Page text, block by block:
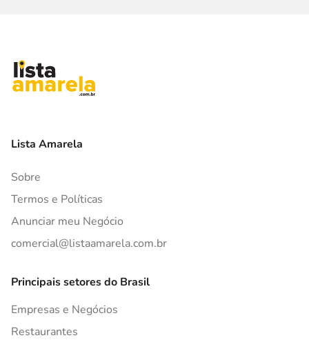
Lista Amarela
Sobre
Termos e Políticas
Anunciar meu Negócio
comercial@listaamarela.com.br
Principais setores do Brasil
Empresas e Negócios
Restaurantes